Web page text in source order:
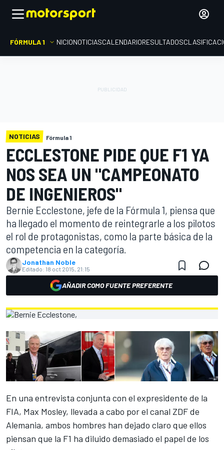
FÓRMULA 1 INICIONOTICIASCALENDARIORESULTADOS
NOTICIAS Fórmula 1
ECCLESTONE PIDE QUE F1 YA
NOS SEA UN "CAMPEONATO
DE INGENIEROS"
Bernie Ecclestone, jefe de la Fórmula 1, piensa que
ha llegado el momento de reintegrarle a los pilotos
el rol de protagonistas, como la parte básica de la
competencia en la categoría.
Jonathan Noble
Editado: 18 oct 2015, 21:15
AÑADIR COMO FUENTE PREFERENTE
En una entrevista conjunta con el expresidente de la
FIA, Max Mosley, llevada a cabo por el canal ZDF de
Alemania, ambos hombres han dejado claro que ellos
piensan que la F1 ha diluido demasiado el papel de los